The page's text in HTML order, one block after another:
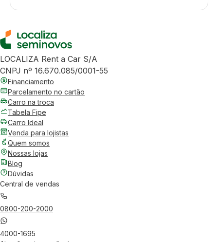
LOCALIZA Rent a Car S/A
CNPJ nº 16.670.085/0001-55
Financiamento
Parcelamento no cartão
Carro na troca
Tabela Fipe
Carro Ideal
Venda para lojistas
Quem somos
Nossas lojas
Blog
Dúvidas
Central de vendas
0800-200-2000
4000-1695